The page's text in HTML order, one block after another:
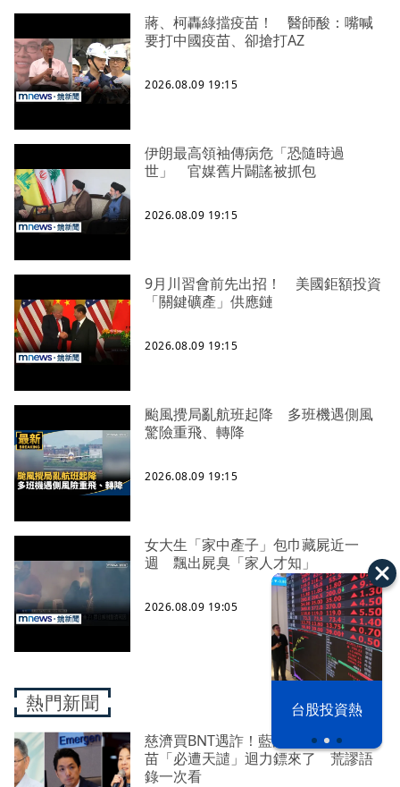
漢光42演習
以色列 穹頂
之下
蔣、柯轟綠擋疫苗！ 醫師酸：嘴喊
要打中國疫苗、卻搶打AZ
2026.08.09 19:15
伊朗最高領袖傳病危「恐隨時過
世」 官媒舊片闢謠被抓包
2026.08.09 19:15
9月川習會前先出招！ 美國鉅額投資
「關鍵礦產」供應鏈
2026.08.09 19:15
颱風攪局亂航班起降 多班機遇側風
驚險重飛、轉降
2026.08.09 19:15
女大生「家中產子」包巾藏屍近一
週 飄出屍臭「家人才知」
2026.08.09 19:05
熱門新聞
慈濟買BNT遇詐！藍白昔嗆政府擋疫
苗「必遭天譴」迴力鏢來了 荒謬語
錄一次看